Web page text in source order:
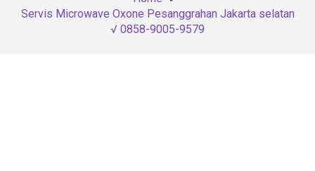
Servis Microwave Oxone Pesanggrahan Jakarta selatan
√ 0858-9005-9579